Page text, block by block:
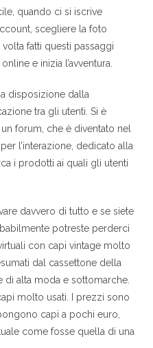
quando ci si iscrive
scegliere la foto
fatti questi passaggi
e inizia l’avventura.
disposizione dalla
tra gli utenti. Si è
forum, che è diventato nel
l’interazione, dedicato alla
i prodotti ai quali gli utenti
davvero di tutto e se siete
potreste perderci
con capi vintage molto
dal cassettone della
di alta moda e sottomarche.
molto usati. I prezzi sono
capi a pochi euro,
come fosse quella di una